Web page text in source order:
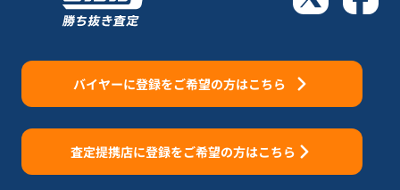
バイヤーに登録をご希望の方はこちら
査定提携店に登録をご希望の方はこちら